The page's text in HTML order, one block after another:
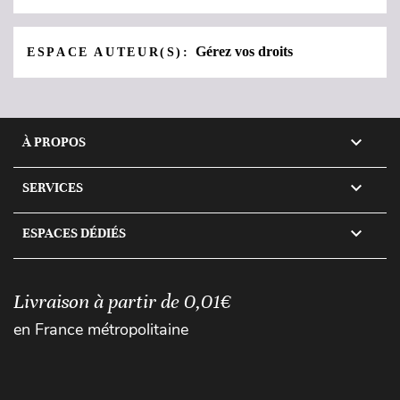
ESPACE AUTEUR(S):Gérez vos droits
À PROPOS 
SERVICES 
ESPACES DÉDIÉS 
Livraison à partir de 0,01€
en France métropolitaine